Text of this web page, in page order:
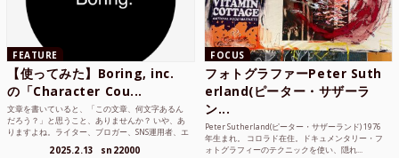
FEATURE
【使ってみた】Boring, inc.
の「Character Cou...
文章を書いていると、「この文章、何文字あるん
だろう？」と思うこと、ありませんか？ いや、あ
りますよね。ライター、ブロガー、SNS運用者、エ
2025.2.13 sn22000
FOCUS
フォトグラファーPeter Suth
erland(ピーター・サザーラ
ン...
Peter Sutherland(ピーター・サザーランド) 1976
年生まれ。 コロラド在住。ドキュメンタリー・フ
ォトグラフィーのテクニックを使い、隠れ...